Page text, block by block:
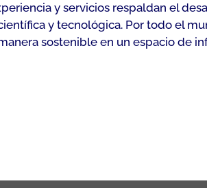
y servicios respaldan el
y tecnológica. Por todo el
sostenible en un espacio de